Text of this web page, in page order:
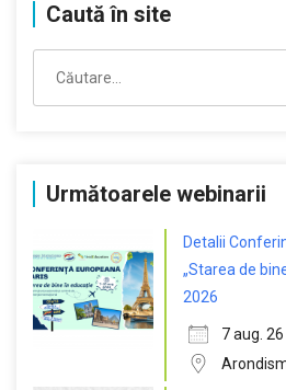
Caută în site
după:
Următoarele webinarii
Detalii
„Starea de
2026
7 aug. 26